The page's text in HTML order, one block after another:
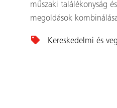
műszaki találékonyság
megoldások
Kereskedelmi és